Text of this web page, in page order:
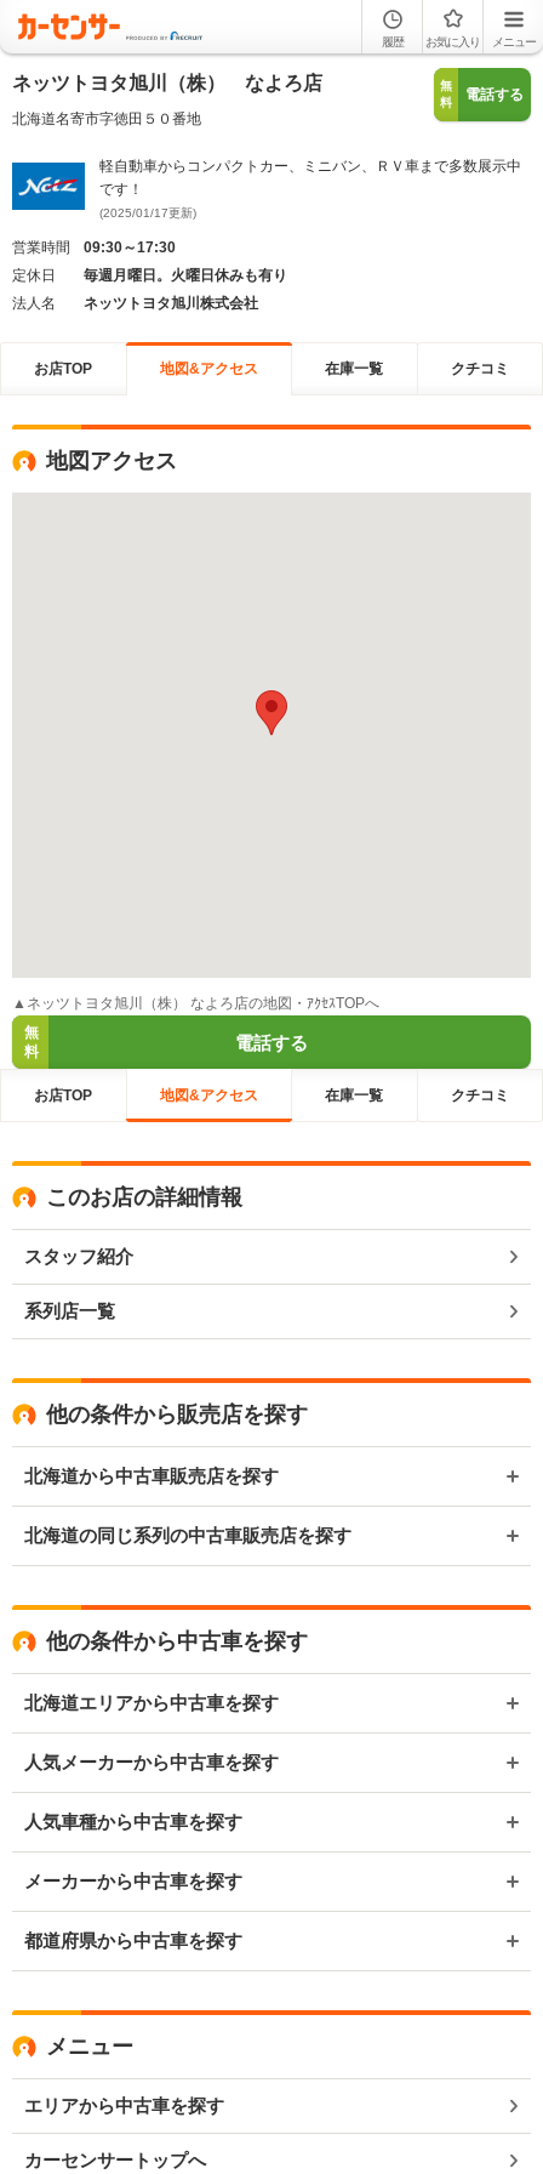
履歴 お気に入り メニュー
ネッツトヨタ旭川（株） なよろ店
北海道名寄市字徳田５０番地
無
料
電話する
軽自動車からコンパクトカー、ミニバン、ＲＶ車まで多数展示中
です！
(2025/01/17更新)
営業時間
09:30～17:30
定休日
毎週月曜日。火曜日休みも有り
法人名
ネッツトヨタ旭川株式会社
お店TOP 地図&アクセス 在庫一覧 クチコミ
地図アクセス
▲ネッツトヨタ旭川（株） なよろ店の地図・ｱｸｾｽTOPへ
無
料
電話する
お店TOP 地図&アクセス 在庫一覧 クチコミ
このお店の詳細情報
スタッフ紹介
系列店一覧
他の条件から販売店を探す
北海道から中古車販売店を探す
北海道の同じ系列の中古車販売店を探す
他の条件から中古車を探す
北海道エリアから中古車を探す
人気メーカーから中古車を探す
人気車種から中古車を探す
メーカーから中古車を探す
都道府県から中古車を探す
メニュー
エリアから中古車を探す
カーセンサートップへ